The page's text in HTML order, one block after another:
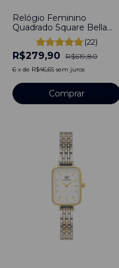
Relógio Feminino
Quadrado Square Bella
Silver Aço Inoxidável
banhado a titânio (22)
R$279,90 R$619,80
6 x de R$46,65 sem juros
Comprar